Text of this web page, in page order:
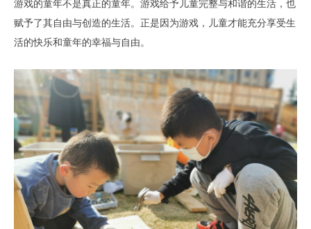
游戏的童年不是真正的童年。游戏给予儿童完整与和谐的生活，也
赋予了其自由与创造的生活。正是因为游戏，儿童才能充分享受生
活的快乐和童年的幸福与自由。